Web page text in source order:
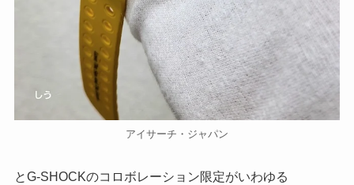
アイサーチ・ジャパン
とG-SHOCKのコロボレーション限定がいわゆる